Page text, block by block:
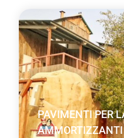
Harlequin Liberty è un
danza ammortizzante
pannelli in multistrato
Saperne di più
Di Harlequin Liberty™
PAVIMENTI PER
AMMORTIZZANTI